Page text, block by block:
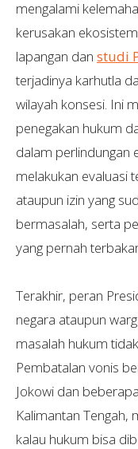
mengalami
kerusakan
lapangan dan studi
terjadinya karhutla
wilayah konsesi. Ini
penegakan hukum
dalam perlindungan
melakukan evaluasi
ataupun izin yang
bermasalah, serta
yang pernah
Terakhir, peran
negara ataupun
masalah hukum
Pembatalan vonis
Jokowi dan
Kalimantan
kalau hukum bisa